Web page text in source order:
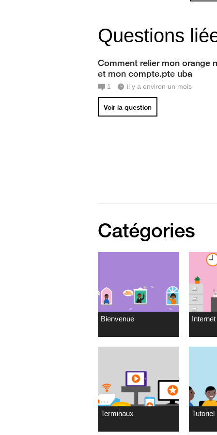
Questions
Comment relier mon orange
et mon compte.pte uba
1 il y a environ un mois
Voir la question
Catégories
Bienvenue
Terminaux Tutoriel